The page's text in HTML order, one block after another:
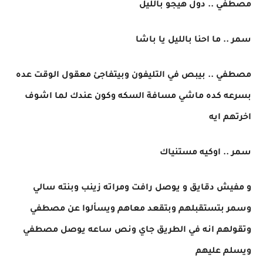
مصطفي .. دول هيجو بالليل
سمر .. ما احنا بالليل يا باشا
مصطفي .. بيبص في التليفون وبيتفاجئ معقول الوقت عده
بسرعه كده ماشي مسافة السكه وكون عندك لما اشوف
اخرتهم ايه
سمر .. اوكيه مستنياك
و مفيش دقايق و يوصل رافت ومراته زينب وبنته سالي
وسمر بتستقبلهم وبتقعد معاهم ويسألوا عن مصطفي
وتقولهم انه في الطريق جاي ونص ساعه يوصل مصطفي
ويسلم عليهم